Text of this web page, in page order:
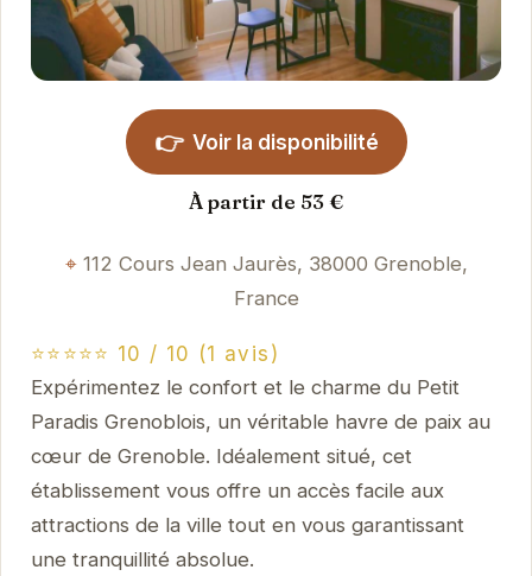
👉 Voir la disponibilité
À partir de 53 €
112 Cours Jean Jaurès, 38000 Grenoble,
France
⭐⭐⭐⭐⭐ 10 / 10 (1 avis)
Expérimentez le confort et le charme du Petit
Paradis Grenoblois, un véritable havre de paix au
cœur de Grenoble. Idéalement situé, cet
établissement vous offre un accès facile aux
attractions de la ville tout en vous garantissant
une tranquillité absolue.